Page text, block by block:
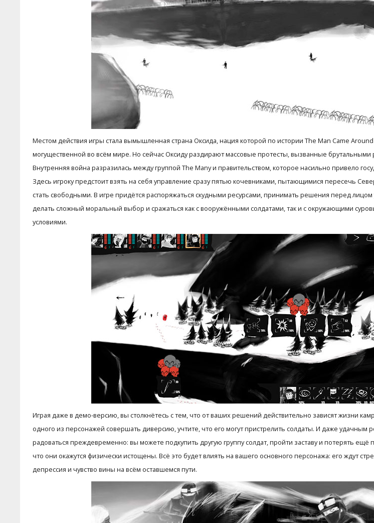
Местом действия игры стала вымышленная страна Оксида, нация которой по истории The Man Came
могущественной во всём мире. Но сейчас Оксиду раздирают массовые протесты, вызванные брутальными
Внутренняя война разразилась между группой The Many и правительством, которое насильно привело
Здесь игроку предстоит взять на себя управление сразу пятью кочевниками, пытающимися пересечь
стать свободными. В игре придётся распоряжаться скудными ресурсами, принимать решения перед
делать сложный моральный выбор и сражаться как с вооружёнными солдатами, так и с окружающими
условиями.
Играя даже в демо-версию, вы столкнётесь с тем, что от ваших решений действительно зависят жизни
одного из персонажей совершать диверсию, учтите, что его могут пристрелить солдаты. И даже удачным
радоваться преждевременно: вы можете подкупить другую группу солдат, пройти заставу и потерять ещё
что они окажутся физически истощены. Всё это будет влиять на вашего основного персонажа: его ждут
депрессия и чувство вины на всём оставшемся пути.